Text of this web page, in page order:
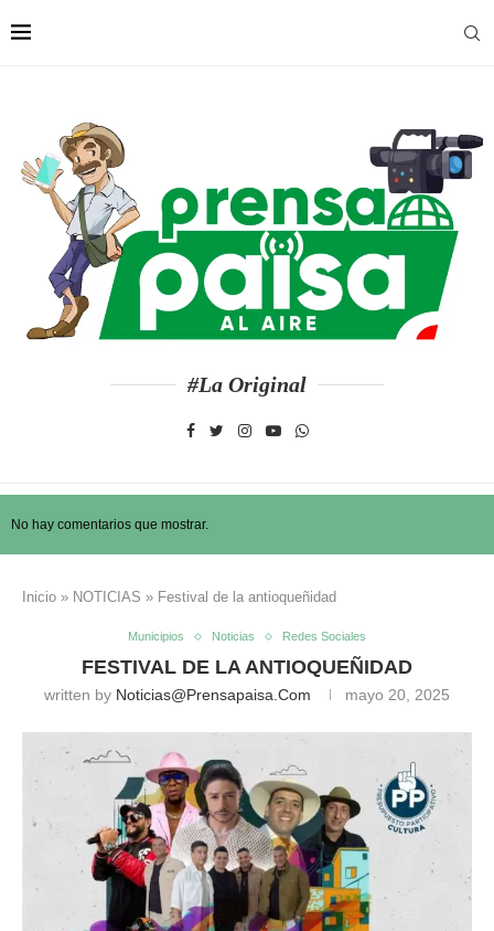
#La Original
No hay comentarios que mostrar.
Inicio » NOTICIAS » Festival de la antioqueñidad
Municipios Noticias Redes Sociales
FESTIVAL DE LA ANTIOQUEÑIDAD
written by Noticias@prensapaisa.com mayo 20, 2025